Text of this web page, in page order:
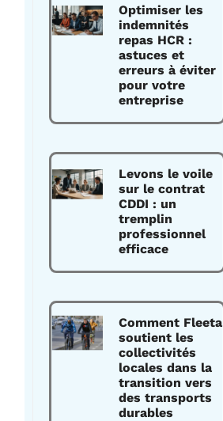
Optimiser les
indemnités
repas HCR :
astuces et
erreurs à éviter
pour votre
entreprise
Levons le voile
sur le contrat
CDDI : un
tremplin
professionnel
efficace
Comment Fleeta
soutient les
collectivités
locales dans la
transition vers
des transports
durables